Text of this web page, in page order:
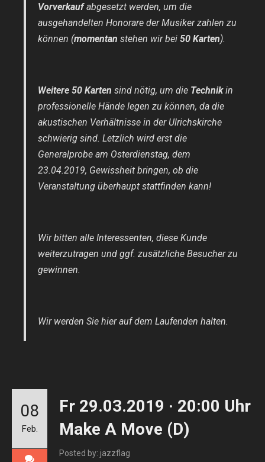
Vorverkaufabgesetzt werden, um die
ausgehandelten Honorare der Musiker zahlen zu
können (momentan stehen wir bei 50 Karten).
Weitere 50 Karten sind nötig, um die Technikin
professionelle Hände legen zu können, da die
akustischen Verhältnisse in der Ulrichskirche
schwierig sind. Letzlich wird erst die
Generalprobe am Osterdienstag, dem
23.04.2019, Gewissheit bringen, ob die
Veranstaltung überhaupt stattfinden kann!
Wir bitten alle Interessenten, diese Kunde
weiterzutragen und ggf. zusätzliche Besucher zu
gewinnen.
Wir werden Sie hier auf dem Laufenden halten.
Fr 29.03.2019 · 20:00 Uhr
Make A Move (D)
Posted by: jazzflag
08
Feb.